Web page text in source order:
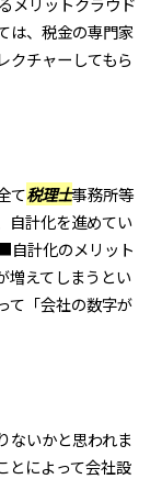
は、税金の専門家
クチャーしてもら
て税理士事務所等
自計化を進めてい
自計化のメリット
増えてしまうとい
て「会社の数字が
ないかと思われま
とによって会社設